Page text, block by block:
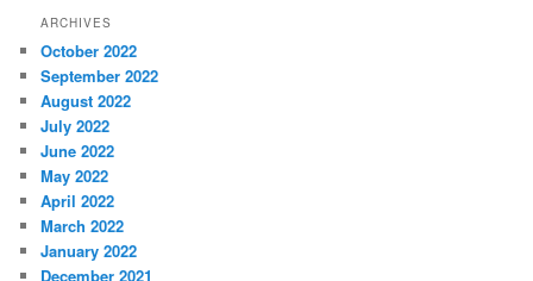
ARCHIVES
October 2022
September 2022
August 2022
July 2022
June 2022
May 2022
April 2022
March 2022
January 2022
December 2021